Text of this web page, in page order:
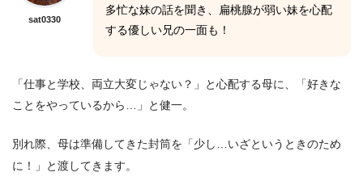
sat0330
多忙な妹の話を聞き、扁桃腺が弱い妹を心配
する優しい兄の一面も！
「仕事と学校、両立大変じゃない？」と心配する母に、「好きな
ことをやっているから…」と健一。
別れ際、母は準備してきた封筒を「少し…いざというときのため
に！」と渡してきます。